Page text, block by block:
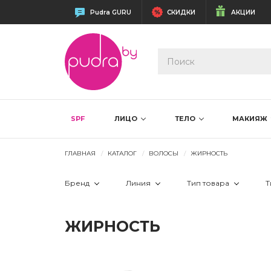
Pudra GURU СКИДКИ АКЦИИ
SPF ЛИЦО ТЕЛО МАКИЯЖ
ГЛАВНАЯ КАТАЛОГ ВОЛОСЫ ЖИРНОСТЬ
Бренд
Artego
Линия
3/6 THERAPY
Тип товара
ЖИРНОСТЬ